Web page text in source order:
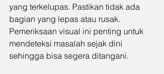
yang terkelupas. Pastikan tidak ada
bagian yang lepas atau rusak.
Pemeriksaan visual ini penting untuk
mendeteksi masalah sejak dini
sehingga bisa segera ditangani.